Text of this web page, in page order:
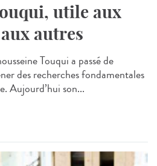
utile aux
autres
Touqui a passé de
des recherches fondamentales
Aujourd’hui son...